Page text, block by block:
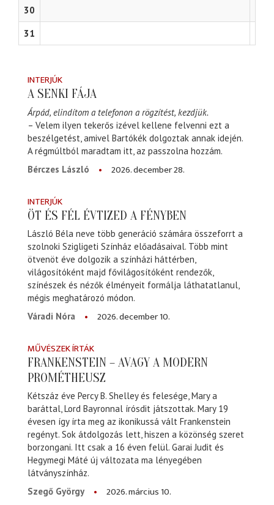
30
31
INTERJÚK
A SENKI FÁJA
Árpád, elindítom a telefonon a rögzítést, kezdjük.
– Velem ilyen tekerős izével kellene felvenni ezt a
beszélgetést, amivel Bartókék dolgoztak annak idején.
A régmúltból maradtam itt, az passzolna hozzám.
Bérczes László
2026. december 28.
INTERJÚK
ÖT ÉS FÉL ÉVTIZED A FÉNYBEN
László Béla neve több generáció számára összeforrt a
szolnoki Szigligeti Színház előadásaival. Több mint
ötvenöt éve dolgozik a színházi háttérben,
világosítóként majd fővilágosítóként rendezők,
színészek és nézők élményeit formálja láthatatlanul,
mégis meghatározó módon.
Váradi Nóra
2026. december 10.
MŰVÉSZEK ÍRTÁK
FRANKENSTEIN – AVAGY A MODERN
PROMÉTHEUSZ
Kétszáz éve Percy B. Shelley és felesége, Mary a
baráttal, Lord Bayronnal írósdit játszottak. Mary 19
évesen így írta meg az ikonikussá vált Frankenstein
regényt. Sok átdolgozás lett, hiszen a közönség szeret
borzongani. Itt csak a 16 éven felül. Garai Judit és
Hegymegi Máté új változata ma lényegében
látványszínház.
Szegő György
2026. március 10.